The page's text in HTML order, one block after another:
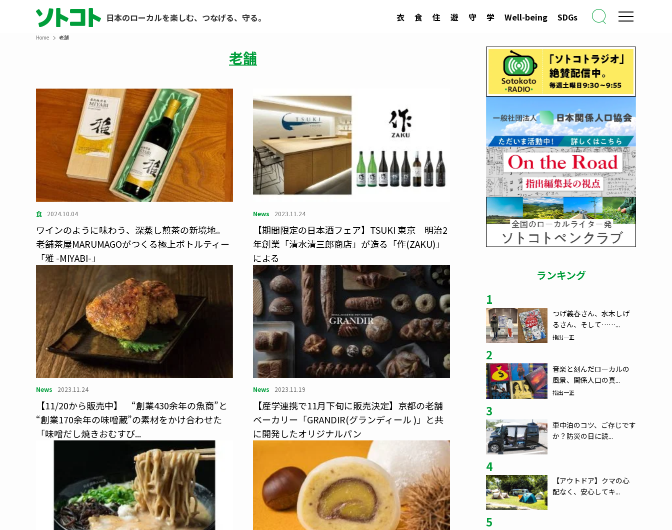
日本のローカルを楽しむ、つなげる、守る。 衣 食 住 遊 守 学 Well-being SDGs
Home 老舗
老舗
食 2024.10.04
ワインのように味わう、深蒸し煎茶の新境地。
老舗茶屋MARUMAGOがつくる極上ボトルティー
「雅 -MIYABI-」
News 2023.11.24
【期間限定の日本酒フェア】TSUKI 東京 明治2
年創業「清水清三郎商店」が造る「作(ZAKU)」
による
News 2023.11.24
【11/20から販売中】 “創業430余年の魚商”と
“創業170余年の味噌蔵”の素材をかけ合わせた
「味噌だし焼きおむすび...
News 2023.11.19
【産学連携で11⽉下旬に販売決定】京都の⽼舗
ベーカリー「GRANDIR(グランディール )」と共
に開発したオリジナルパン
ランキング
1
つげ義春さん、水木しげ
るさん、そして……...
指出一正
2
音楽と刻んだローカルの
風景、関係人口の真...
指出一正
3
車中泊のコツ、ご存じです
か？防災の日に読...
4
【アウトドア】クマの心
配なく、安心してキ...
5